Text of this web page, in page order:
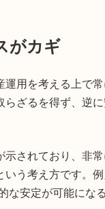
がカギ
用を考える上で
ざるを得ず、逆
されており、非
う考え方です。
安定が可能にな